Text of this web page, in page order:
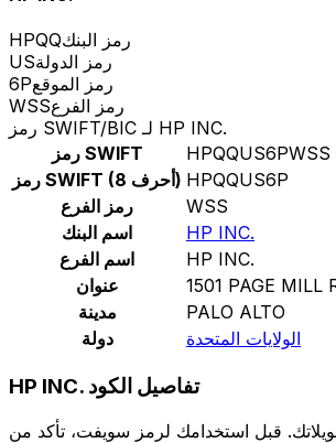
HPQQرمز البنك
USرمز الدولة
6Pرمز الموقع
WSSرمز الفرع
رمز SWIFT/BIC لـ HP INC.
رمز SWIFT
HPQQUS6PWSS
رمز SWIFT (8 أحرف) HPQQUS6P
رمز الفرع
WSS
اسم البنك
HP INC.
اسم الفرع
HP INC.
عنوان
1501 PAGE MILL
مدينة
PALO ALTO
دولة
الولايات المتحدة
HP INC. تفاصيل الكود
قبل استخدامك لرمز سويفت، تأكد من